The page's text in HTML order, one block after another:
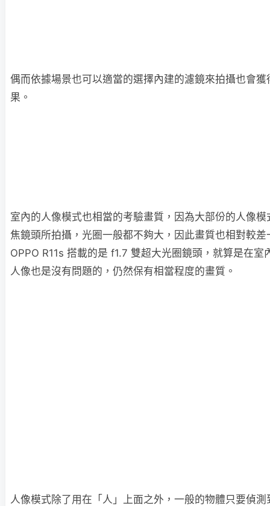
偶而依據場景也可以適當的選擇內建的濾鏡來拍攝也會獲
果。
室內的人像模式也相當的考驗畫質，因為大部份的人像
焦鏡頭所拍攝，光圈一般都不夠大，因此畫質也相對較差
OPPO R11s 搭載的是 f1.7 雙超大光圈鏡頭，就算是在室
人像也是沒有問題的，仍然保有相當程度的畫質。
人像模式除了用在「人」上面之外，一般的物體只要偵